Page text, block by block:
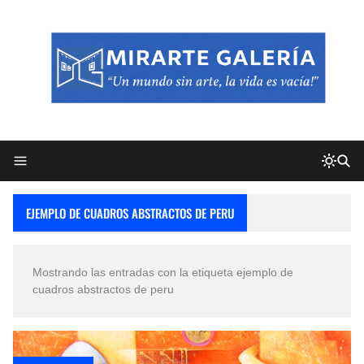
EJEMPLO DE CUADROS ABSTRACTOS DE PERU
Mostrando las entradas con la etiqueta ejemplo de
cuadros abstractos de peru